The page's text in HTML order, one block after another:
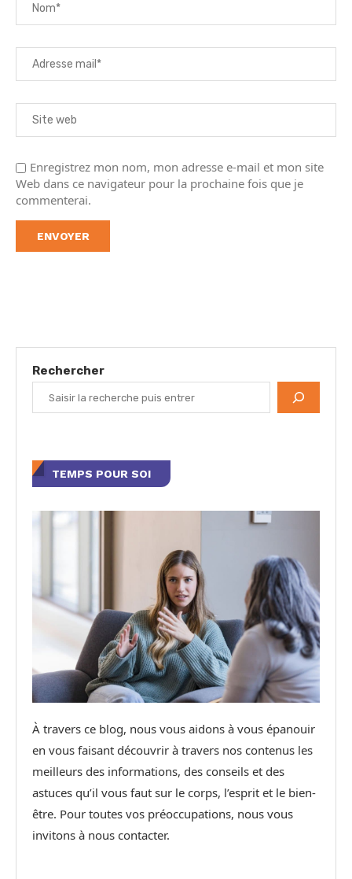
Enregistrez mon nom, mon adresse e-mail et mon site
Web dans ce navigateur pour la prochaine fois que je
commenterai.
Rechercher
TEMPS POUR SOI
À travers ce blog, nous vous aidons à vous épanouir
en vous faisant découvrir à travers nos contenus les
meilleurs des informations, des conseils et des
astuces qu’il vous faut sur le corps, l’esprit et le bien-
être. Pour toutes vos préoccupations, nous vous
invitons à nous contacter.